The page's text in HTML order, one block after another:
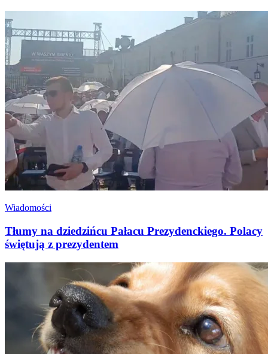
Wiadomości
Tłumy na dziedzińcu Pałacu Prezydenckiego. Polacy
świętują z prezydentem